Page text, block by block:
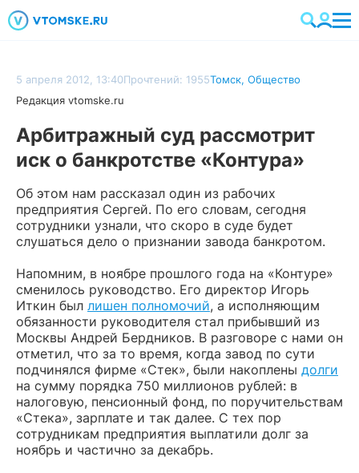
5 апреля 2012, 13:40Прочтений: 1955Томск, Общество
Редакция vtomske.ru
Арбитражный суд рассмотрит
иск о банкротстве «Контура»
Об этом нам рассказал один из рабочих
предприятия Сергей. По его словам, сегодня
сотрудники узнали, что скоро в суде будет
слушаться дело о признании завода банкротом.
Напомним, в ноябре прошлого года на «Контуре»
сменилось руководство. Его директор Игорь
Иткин был лишен полномочий, а исполняющим
обязанности руководителя стал прибывший из
Москвы Андрей Бердников. В разговоре с нами он
отметил, что за то время, когда завод по сути
подчинялся фирме «Стек», были накоплены долги
на сумму порядка 750 миллионов рублей: в
налоговую, пенсионный фонд, по поручительствам
«Стека», зарплате и так далее. С тех пор
сотрудникам предприятия выплатили долг за
ноябрь и частично за декабрь.